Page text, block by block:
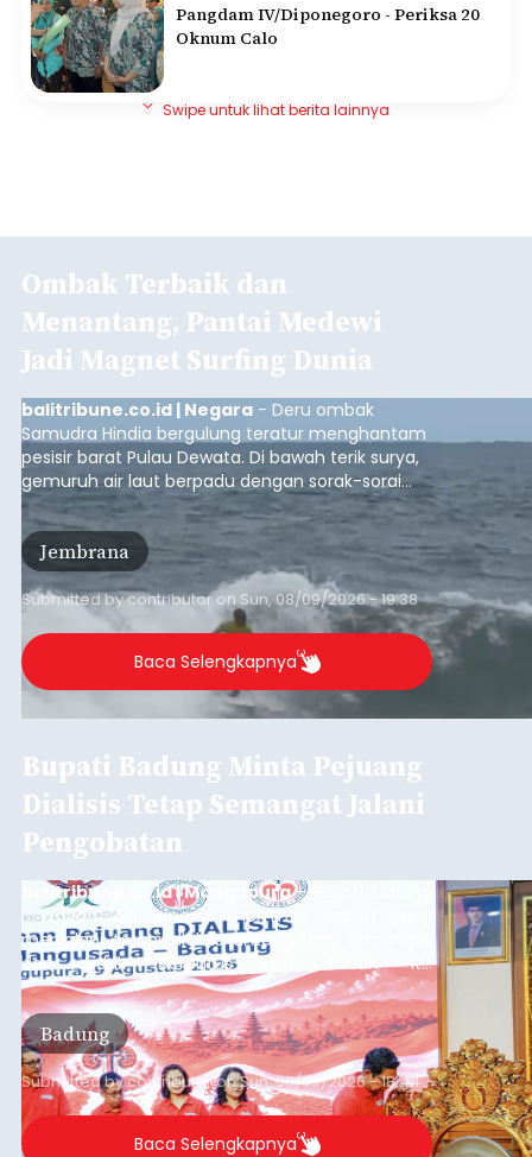
Pangdam IV/Diponegoro - Periksa 20
Oknum Calo
Swipe untuk lihat berita lainnya
Ombak Terbaik dan
Menantang, Pantai Medewi
Jadi Magnet Surfing Dunia
balitribune.co.id | Negara - Deru ombak
Samudra Hindia bergulung teratur menghantam
pesisir barat Pulau Dewata. Di bawah terik surya,
gemuruh air laut berpadu dengan sorak-sorai
penonton yang memadati Pantai Medewi,
Kecamatan Pekutatan pada Minggu (9/8/2026).
Ratusan peselancar dari berbagai penjuru
nusantara berkompetisi menaklukan ombak
terbaik dan menantang.
Jembrana
Submitted bycontributoron Sun, 08/09/2026 - 19:38
Baca Selengkapnya
Bupati Badung Minta Pejuang
Dialisis Tetap Semangat Jalani
Pengobatan
balitribune.co.id | Mangupura- Bupati Badung
I Wayan Adi Arnawa meminta pasien yang
menjalani terapi dialisis untuk tetap semangat
dan tidak berputus asa. Pesan itu
disampaikannya saat menghadiri Sarasehan
Pejuang Dialisis yang digelar RSD Mangusada di
Ruang Kertha Gosana, Puspem Badung, Minggu
(9/8/2026).
Badung
Submitted bycontributoronSun, 08/09/2026 - 18:44
Baca Selengkapnya